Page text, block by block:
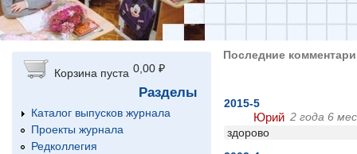
Корзина пуста 0,00 ₽
Разделы
Каталог выпусков журнала
Проекты журнала
Редколлегия
Последние
2015-5
Юрий 2 года 6
здорово